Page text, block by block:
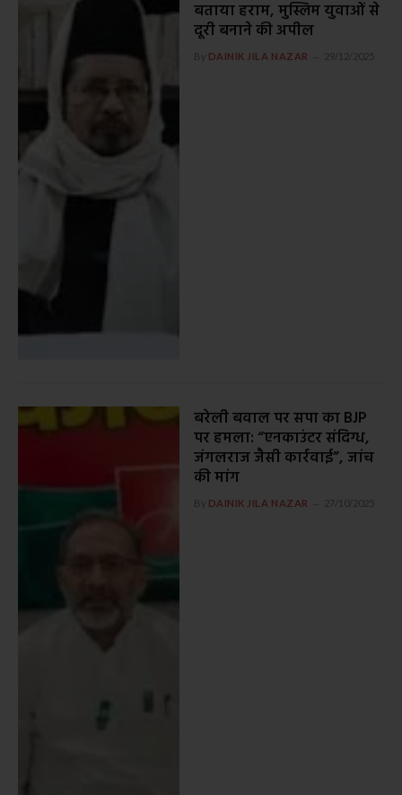
बताया हराम, मुस्लिम युवाओं से
दूरी बनाने की अपील
By DAINIK JILA NAZAR 29/12/2025
बरेली बवाल पर सपा का BJP
पर हमला: “एनकाउंटर संदिग्ध,
जंगलराज जैसी कार्रवाई”, जांच
की मांग
By DAINIK JILA NAZAR 27/10/2025